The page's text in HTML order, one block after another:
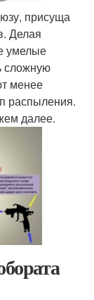
присуща
Делая
умелые
сложную
менее
распыления.
далее.